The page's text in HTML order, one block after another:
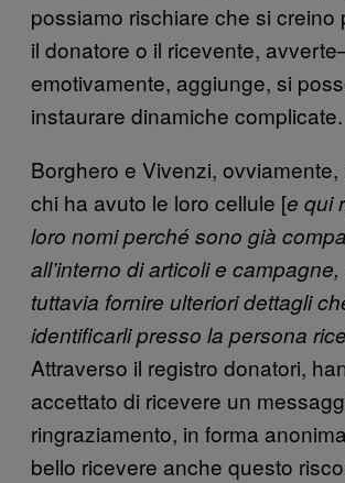
possiamo rischiare che si creino
il donatore o il ricevente,
emotivamente, aggiunge, si
instaurare dinamiche complicate.
Borghero e Vivenzi,
chi ha avuto le loro cellule [e qui
loro nomi perché sono già
all’interno di articoli e
tuttavia fornire ulteriori dettagli
identificarli presso la persona
Attraverso il registro donatori,
accettato di ricevere un
ringraziamento, in forma
bello ricevere anche questo